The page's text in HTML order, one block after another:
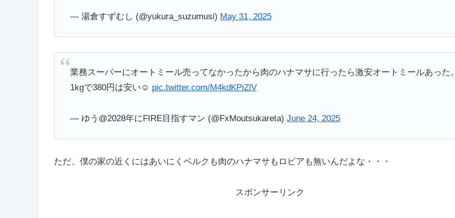
— 湯倉すずむし (@yukura_suzumusi) May 31, 2025
業務スーパーにオートミール売ってなかったから肉のハナマサに行ったら激安オートミールあった。
1kgで380円は安い☺️ pic.twitter.com/M4kdKPiZlV
— ゆう@2028年にFIRE目指すマン (@FxMoutsukareta) June 24, 2025
ただ、僕の家の近くにはあいにくベルクも肉のハナマサもロピアも無いんだよな・・・
スポンサーリンク